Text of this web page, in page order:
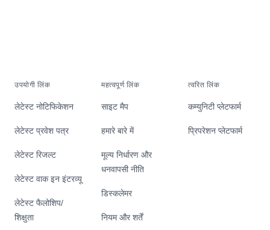
उपयोगी लिंक
लेटेस्ट नोटिफिकेशन
लेटेस्ट प्रवेश पत्र
लेटेस्ट रिजल्ट
लेटेस्ट वाक इन इंटरव्यू
लेटेस्ट फैलोशिप/
शिक्षुता
महत्वपूर्ण लिंक
साइट मैप
हमारे बारे में
मूल्य निर्धारण और
धनवापसी नीति
डिस्कलेमर
नियम और शर्तें
त्वरित लिंक
कम्युनिटी प्लेटफार्म
प्रिपरेशन प्लेटफार्म